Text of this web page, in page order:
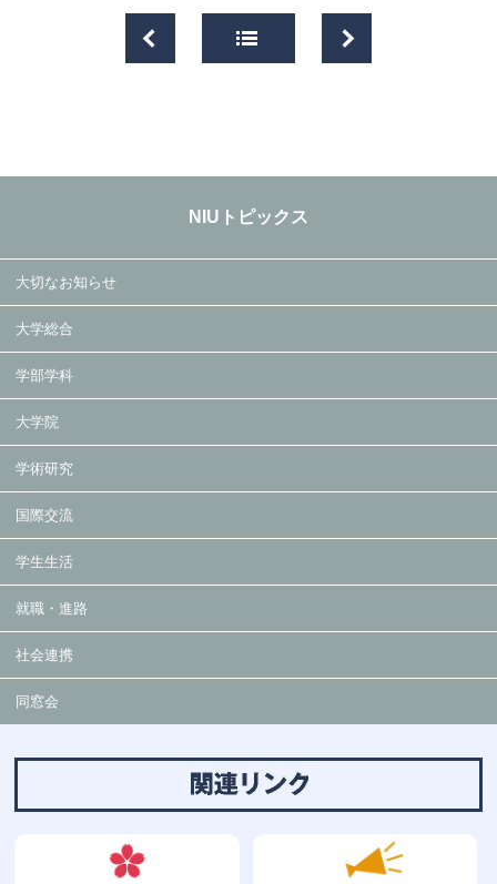
NIUトピックス
大切なお知らせ
大学総合
学部学科
大学院
学術研究
国際交流
学生生活
就職・進路
社会連携
同窓会